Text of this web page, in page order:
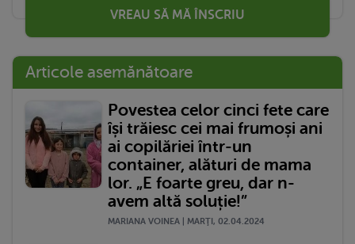
VREAU SĂ MĂ ÎNSCRIU
Articole asemănătoare
Povestea celor cinci fete care
își trăiesc cei mai frumoși ani
ai copilăriei într-un
container, alături de mama
lor. „E foarte greu, dar n-
avem altă soluție!”
MARIANA VOINEA | MARŢI, 02.04.2024